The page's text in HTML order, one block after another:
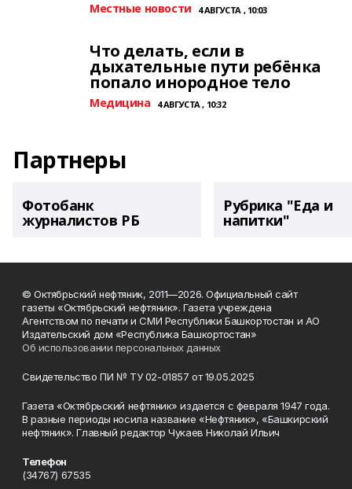
Местные новости 4 АВГУСТА , 10:03
Что делать, если в
дыхательные пути ребёнка
попало инородное тело
Медицина 4 АВГУСТА , 10:32
Партнеры
Фотобанк
журналистов РБ
Рубрика "Еда и
напитки"
© Октябрьский нефтяник, 2011—2026. Официальный сайт
газеты «Октябрьский нефтяник». Газета учреждена
Агентством по печати и СМИ Республики Башкортостан и АО
Издательский дом «Республика Башкортостан»
Об использовании персональных данных
Свидетельство ПИ № ТУ 02-01857 от 19.05.2025
Газета «Октябрьский нефтяник» издается с февраля 1947 года.
В разные периоды носила название «Нефтяник», «Башкирский
нефтяник». Главный редактор Чукаев Николай Ильич
Телефон
(34767) 67535